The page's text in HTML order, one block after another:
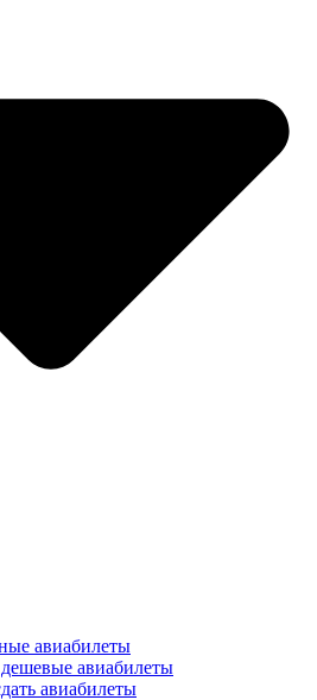
авиабилеты
авиабилеты
авиабилеты